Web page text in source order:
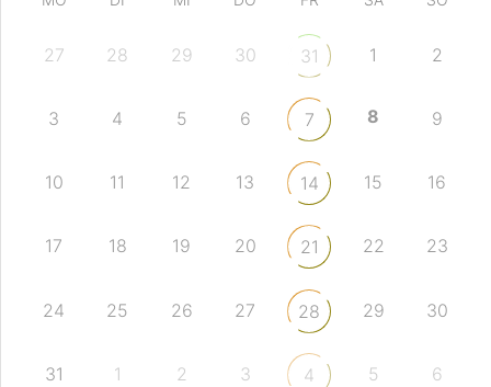
27 28 29 30 31 1 2
3 4 5 6 7 8 9
10 11 12 13 14 15 16
17 18 19 20 21 22 23
24 25 26 27 28 29 30
31 1 2 3 4 5 6